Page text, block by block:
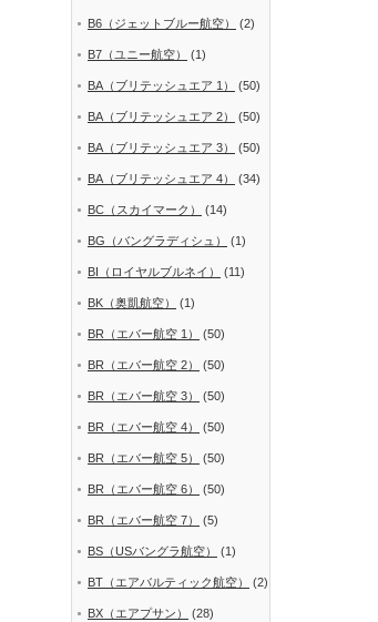
B6（ジェットブルー航空） (2)
B7（ユニー航空） (1)
BA（ブリテッシュエア 1） (50)
BA（ブリテッシュエア 2） (50)
BA（ブリテッシュエア 3） (50)
BA（ブリテッシュエア 4） (34)
BC（スカイマーク） (14)
BG（バングラディシュ） (1)
BI（ロイヤルブルネイ） (11)
BK（奥凱航空） (1)
BR（エバー航空 1） (50)
BR（エバー航空 2） (50)
BR（エバー航空 3） (50)
BR（エバー航空 4） (50)
BR（エバー航空 5） (50)
BR（エバー航空 6） (50)
BR（エバー航空 7） (5)
BS（USバングラ航空） (1)
BT（エアバルティック航空） (2)
BX（エアプサン） (28)